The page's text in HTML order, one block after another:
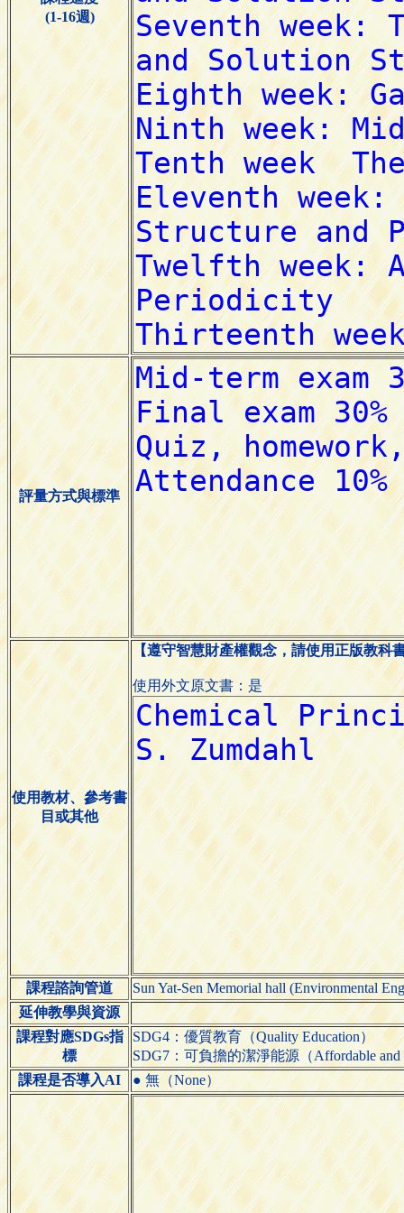
(1-16週)
評量方式與標準
使用教材、參考書
目或其他
【遵守智慧財產權觀念，請使用正版教科
使用外文原文書：是
課程諮詢管道
Sun Yat-Sen Memorial hall (Environmental
延伸教學與資源
課程對應SDGs指
標
SDG4：優質教育（Quality Education）
SDG7：可負擔的潔淨能源（Affordable and
課程是否導入AI
● 無（None）